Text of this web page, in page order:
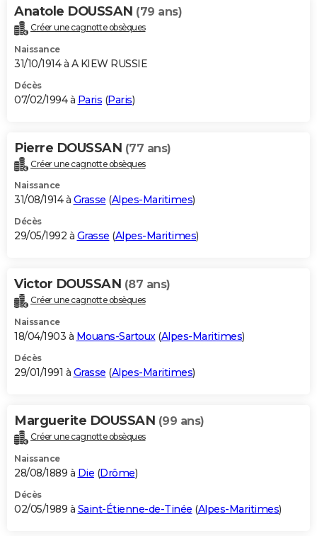
Anatole DOUSSAN (79 ans)
Créer une cagnotte obsèques
Naissance
31/10/1914 à A KIEW RUSSIE
Décès
07/02/1994 à Paris (Paris)
Pierre DOUSSAN (77 ans)
Créer une cagnotte obsèques
Naissance
31/08/1914 à Grasse (Alpes-Maritimes)
Décès
29/05/1992 à Grasse (Alpes-Maritimes)
Victor DOUSSAN (87 ans)
Créer une cagnotte obsèques
Naissance
18/04/1903 à Mouans-Sartoux(Alpes-Maritimes)
Décès
29/01/1991 à Grasse (Alpes-Maritimes)
Marguerite DOUSSAN (99 ans)
Créer une cagnotte obsèques
Naissance
28/08/1889 à Die (Drôme)
Décès
02/05/1989 à Saint-Étienne-de-Tinée (Alpes-Maritimes)